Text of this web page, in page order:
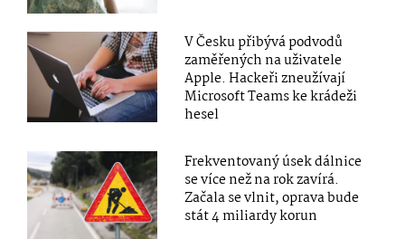
V Česku přibývá podvodů
zaměřených na uživatele
Apple. Hackeři zneužívají
Microsoft Teams ke krádeži
hesel
Frekventovaný úsek dálnice
se více než na rok zavírá.
Začala se vlnit, oprava bude
stát 4 miliardy korun